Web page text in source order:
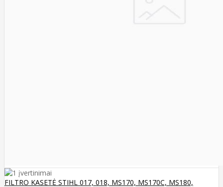
FILTRO KASETĖ STIHL 017, 018, MS170, MS170C, MS180,